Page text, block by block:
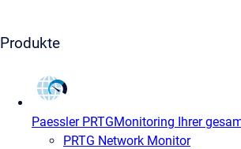
Produkte
Paessler PRTGMonitoring Ihrer
PRTG Network Monitor